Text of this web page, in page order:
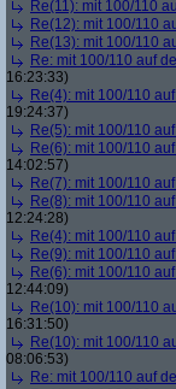
Re(11): mit 100/110
Re(12): mit 100/110
Re(13): mit 100/110
Re: mit 100/110 auf
16:23:33)
Re(4): mit 100/110
19:24:37)
Re(5): mit 100/110
Re(6): mit 100/110
14:02:57)
Re(7): mit 100/110
Re(8): mit 100/110
12:24:28)
Re(4): mit 100/110
Re(9): mit 100/110
Re(6): mit 100/110
12:44:09)
Re(10): mit 100/110
16:31:50)
Re(10): mit 100/110
08:06:53)
Re: mit 100/110 auf